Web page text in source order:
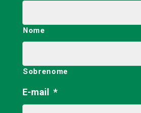
Nome
Sobrenome
E-mail *